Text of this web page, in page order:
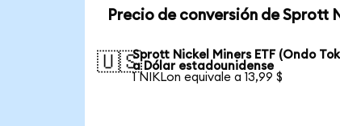
Precio de conversión de Sprott
🇺🇸Sprott Nickel Miners ETF (Ondo
a Dólar estadounidense
1 NIKLon equivale a 13,99 $